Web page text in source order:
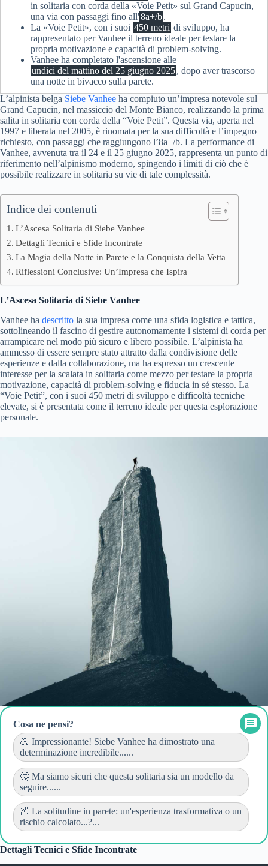
in solitaria con corda della «Voie Petit» sul Grand Capucin,
una via con passaggi fino all'8a+/b.
La «Voie Petit», con i suoi 450 metri di sviluppo, ha
rappresentato per Vanhee il terreno ideale per testare la
propria motivazione e capacità di problem-solving.
Vanhee ha completato l'ascensione alle
undici del mattino del 25 giugno 2025, dopo aver trascorso
una notte in bivacco sulla parete.
L’alpinista belga Siebe Vanhee ha compiuto un’impresa notevole sul
Grand Capucin, nel massiccio del Monte Bianco, realizzando la prima
salita in solitaria con corda della “Voie Petit”. Questa via, aperta nel
1997 e liberata nel 2005, è rinomata per la sua difficoltà e l’impegno
richiesto, con passaggi che raggiungono l’8a+/b. La performance di
Vanhee, avvenuta tra il 24 e il 25 giugno 2025, rappresenta un punto di
riferimento nell’alpinismo moderno, spingendo i limiti di ciò che è
possibile realizzare in solitaria su vie di tale complessità.
Indice dei contenuti
L’Ascesa Solitaria di Siebe Vanhee
Dettagli Tecnici e Sfide Incontrate
La Magia della Notte in Parete e la Conquista della Vetta
Riflessioni Conclusive: Un’Impresa che Ispira
L’Ascesa Solitaria di Siebe Vanhee
Vanhee ha descritto la sua impresa come una sfida logistica e tattica,
sottolineando il fascino di gestire autonomamente i sistemi di corda per
arrampicare nel modo più sicuro e libero possibile. L’alpinista ha
ammesso di essere sempre stato attratto dalla condivisione delle
esperienze e dalla collaborazione, ma ha espresso un crescente
interesse per la scalata in solitaria come mezzo per testare la propria
motivazione, capacità di problem-solving e fiducia in sé stesso. La
“Voie Petit”, con i suoi 450 metri di sviluppo e difficoltà tecniche
elevate, si è presentata come il terreno ideale per questa esplorazione
personale.
Cosa ne pensi?
💪 Impressionante! Siebe Vanhee ha dimostrato una
determinazione incredibile......
🤔 Ma siamo sicuri che questa solitaria sia un modello da
seguire......
🌌 La solitudine in parete: un'esperienza trasformativa o un
rischio calcolato...?...
Dettagli Tecnici e Sfide Incontrate